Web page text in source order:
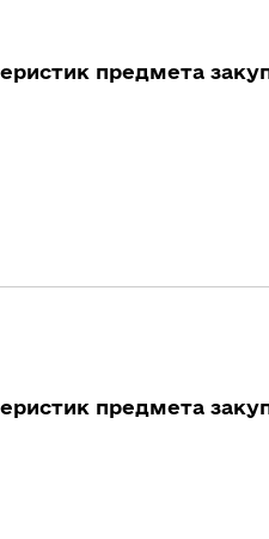
предмета
предмета